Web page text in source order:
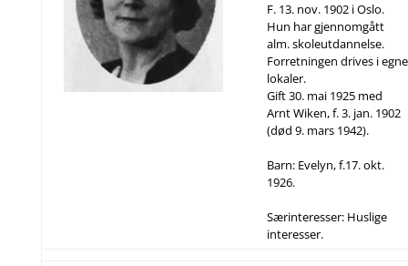
F. 13. nov. 1902 i Oslo.
Hun har gjennomgått
alm. skoleutdannelse.
Forretningen drives i egne
lokaler.
Gift 30. mai 1925 med
Arnt Wiken, f. 3. jan. 1902
(død 9. mars 1942).
Barn: Evelyn, f.17. okt.
1926.
Særinteresser: Huslige
interesser.